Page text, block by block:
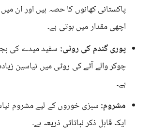
پاکستانی کھانوں کا حصہ ہیں اور ان
اچھی مقدار میں ہوتی ہے۔
پوری گندم کی روٹی: سفید میدے کی
چوکر والے آٹے کی روٹی میں نیاسین
ہے۔
مشروم: سبزی خوروں کے لیے مشروم
ایک قابل ذکر نباتاتی ذریعہ ہے۔